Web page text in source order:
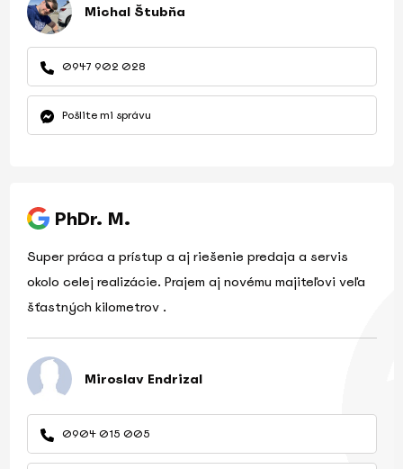
Michal Štubňa
0947 902 028
Pošlite mi správu
PhDr. M.
Super práca a prístup a aj riešenie predaja a servis
okolo celej realizácie. Prajem aj novému majiteľovi veľa
šťastných kilometrov .
Miroslav Endrizal
0904 015 005